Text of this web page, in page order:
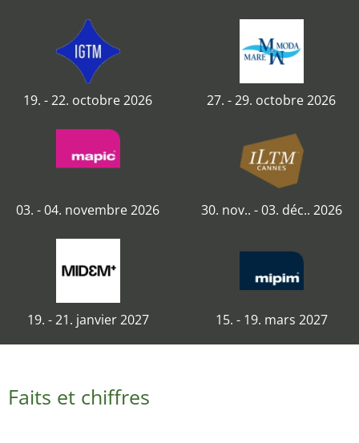
19. - 22. octobre 2026 27. - 29. octobre 2026
03. - 04. novembre 2026 30. nov.. - 03. déc.. 2026
19. - 21. janvier 2027 15. - 19. mars 2027
Faits et chiffres